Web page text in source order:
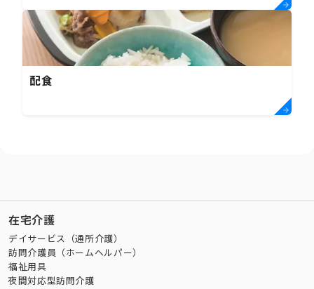
配食
在宅介護
デイサービス（通所介護）
訪問介護員（ホームヘルパー）
福祉用具
夜間対応型訪問介護